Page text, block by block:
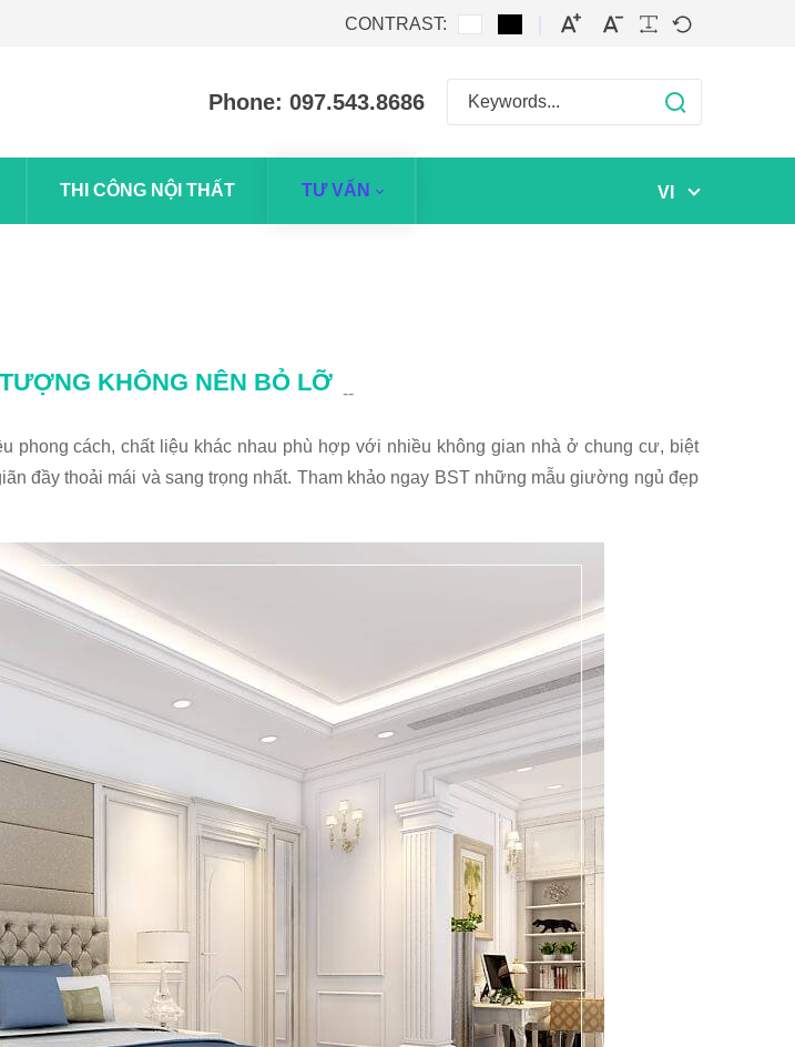
CONTRAST:
Phone: 097.543.8686
THI CÔNG NỘI THẤT TƯ VẤN VI
KHÔNG NÊN BỎ LỠ --
cách, chất liệu khác nhau phù hợp với nhiều không gian nhà ở chung cư, biệt
đầy thoải mái và sang trọng nhất. Tham khảo ngay BST những mẫu giường ngủ đẹp